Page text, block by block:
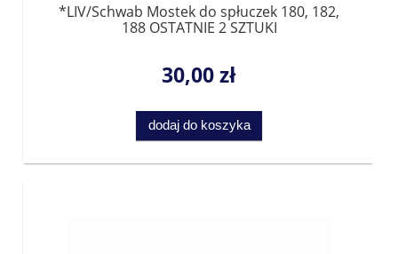
*LIV/Schwab Mostek do spłuczek 180, 182,
188 OSTATNIE 2 SZTUKI
30,00 zł
dodaj do koszyka